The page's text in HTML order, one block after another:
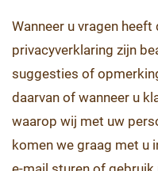
Wanneer u vragen heeft
privacyverklaring zijn
suggesties of
daarvan of wanneer u
waarop wij met uw
komen we graag met u